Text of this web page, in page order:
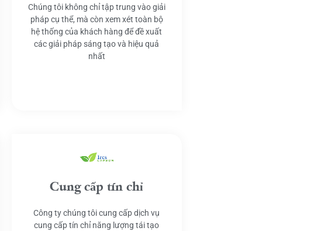
Chúng tôi không chỉ tập trung vào giải
pháp cụ thể, mà còn xem xét toàn bộ
hệ thống của khách hàng để đề xuất
các giải pháp sáng tạo và hiệu quả
nhất
Cung cấp tín chỉ
Công ty chúng tôi cung cấp dịch vụ
cung cấp tín chỉ năng lượng tái tạo